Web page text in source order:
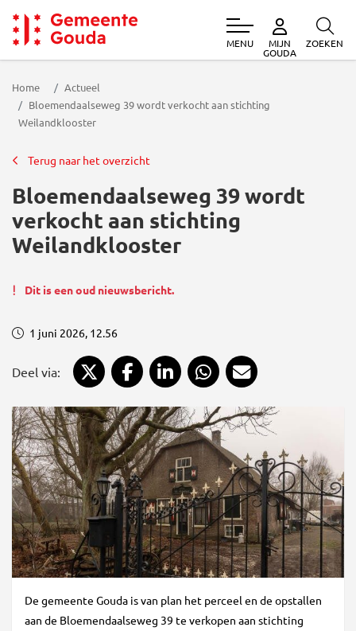
Gemeente Gouda
MENU MIJN
GOUDA
ZOEKEN
Home
Actueel
Bloemendaalseweg 39 wordt verkocht aan stichting
Weilandklooster
Terug naar het overzicht
Bloemendaalseweg 39 wordt
verkocht aan stichting
Weilandklooster
Dit is een oud nieuwsbericht.
1 juni 2026, 12.56
Deel via: Deel via XDeel via Facebook
Deel via LinkedInDeel via WhatsApp
De gemeente Gouda is van plan het perceel en de opstallen
aan de Bloemendaalseweg 39 te verkopen aan stichting